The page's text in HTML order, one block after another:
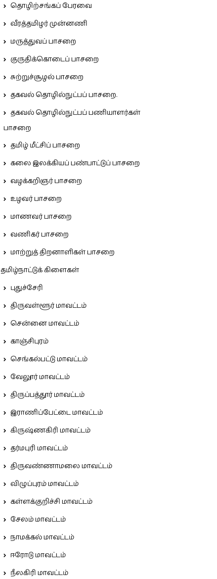
தொழிற்சங்கப் பேரவை
வீரத்தமிழர் முன்னணி
மருத்துவப் பாசறை
குருதிக்கொடைப் பாசறை
சுற்றுச்சூழல் பாசறை
தகவல் தொழில்நுட்பப் பாசறை.
தகவல் தொழில்நுட்பப் பணியாளர்கள்
பாசறை
தமிழ் மீட்சிப் பாசறை
கலை இலக்கியப் பண்பாட்டுப் பாசறை
வழக்கறிஞர் பாசறை
உழவர் பாசறை
மாணவர் பாசறை
வணிகர் பாசறை
மாற்றுத் திறனாளிகள் பாசறை
தமிழ்நாட்டுக் கிளைகள்
புதுச்சேரி
திருவள்ளூர் மாவட்டம்
சென்னை மாவட்டம்
காஞ்சிபுரம்
செங்கல்பட்டு மாவட்டம்
வேலூர் மாவட்டம்
திருப்பத்தூர் மாவட்டம்
இராணிப்பேட்டை மாவட்டம்
கிருஷ்ணகிரி மாவட்டம்
தர்மபுரி மாவட்டம்
திருவண்ணாமலை மாவட்டம்
விழுப்புரம் மாவட்டம்
கள்ளக்குறிச்சி மாவட்டம்
சேலம் மாவட்டம்
நாமக்கல் மாவட்டம்
ஈரோடு மாவட்டம்
நீலகிரி மாவட்டம்